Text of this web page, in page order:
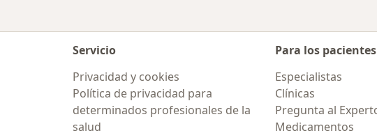
Servicio
Privacidad y cookies
Política de privacidad para
determinados profesionales de la
salud
Para los pacientes
Especialistas
Clínicas
Pregunta al
Medicamentos